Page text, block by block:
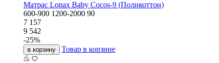
Матрас Lonax Baby Cocos-9 (Поликоттон)
600-900 1200-2000 90
7 157
9 542
-25%
в корзину Товар в корзине